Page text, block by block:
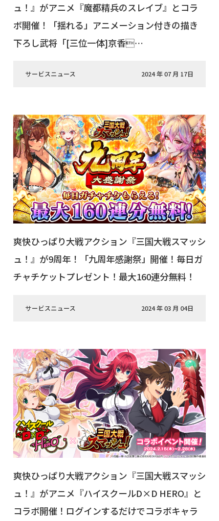
ュ！』がアニメ『魔都精兵のスレイブ』とコラ
ボ開催！「揺れる」アニメーション付きの描き
下ろし武将「[三位一体]京香…
サービスニュース 2024 年 07 月 17日
爽快ひっぱり大戦アクション『三国大戦スマッシ
ュ！』が9周年！「九周年感謝祭」開催！毎日ガ
チャチケットプレゼント！最大160連分無料！
サービスニュース 2024 年 03 月 04日
爽快ひっぱり大戦アクション『三国大戦スマッシ
ュ！』がアニメ『ハイスクールD×D HERO』と
コラボ開催！ログインするだけでコラボキャラ